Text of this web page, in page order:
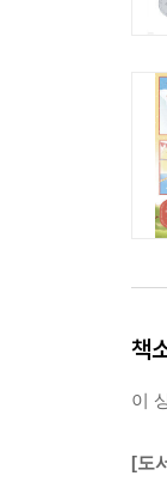
책
이
[도